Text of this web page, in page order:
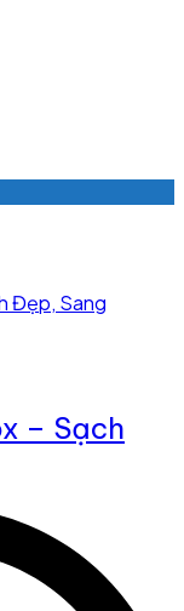
– Sạch